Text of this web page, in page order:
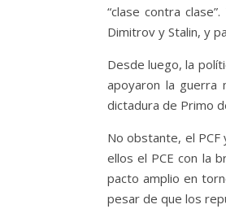
“clase contra
Dimitrov y Stalin, y
Desde luego, la
apoyaron la guerra
dictadura de Primo
No obstante, el
ellos el PCE con la
pacto amplio en
pesar de que los